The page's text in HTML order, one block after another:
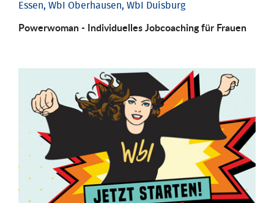
Essen, WbI Oberhausen, WbI Duisburg
Powerwoman - Individu­elles Job­coaching für Frauen